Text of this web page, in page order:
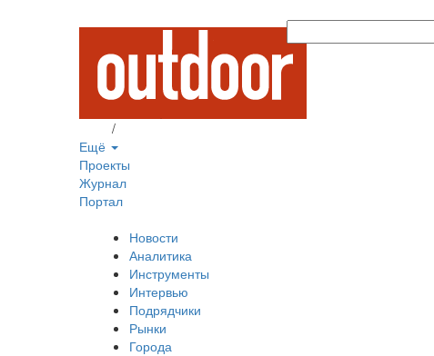
/
Ещё
Проекты
Журнал
Портал
Новости
Аналитика
Инструменты
Интервью
Подрядчики
Рынки
Города